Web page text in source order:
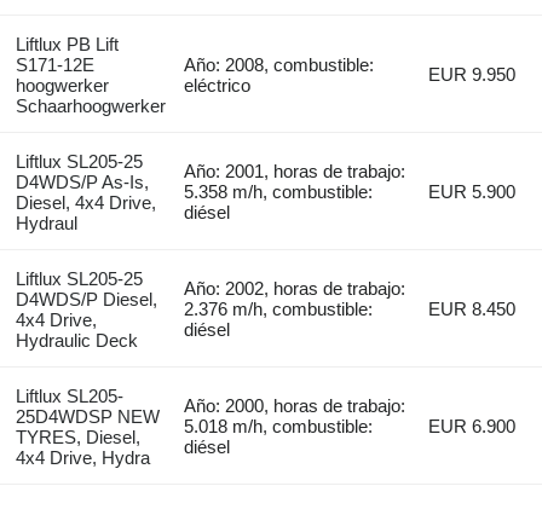
Liftlux PB Lift
S171-12E
hoogwerker
Schaarhoogwerker
Año: 2008, combustible:
eléctrico
EUR 9.950
Liftlux SL205-25
D4WDS/P As-Is,
Diesel, 4x4 Drive,
Hydraul
Año: 2001, horas de trabajo:
5.358 m/h, combustible:
diésel
EUR 5.900
Liftlux SL205-25
D4WDS/P Diesel,
4x4 Drive,
Hydraulic Deck
Año: 2002, horas de trabajo:
2.376 m/h, combustible:
diésel
EUR 8.450
Liftlux SL205-
25D4WDSP NEW
TYRES, Diesel,
4x4 Drive, Hydra
Año: 2000, horas de trabajo:
5.018 m/h, combustible:
diésel
EUR 6.900